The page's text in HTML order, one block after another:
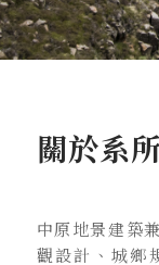
關於系
中原地景建築
觀設計、城鄉